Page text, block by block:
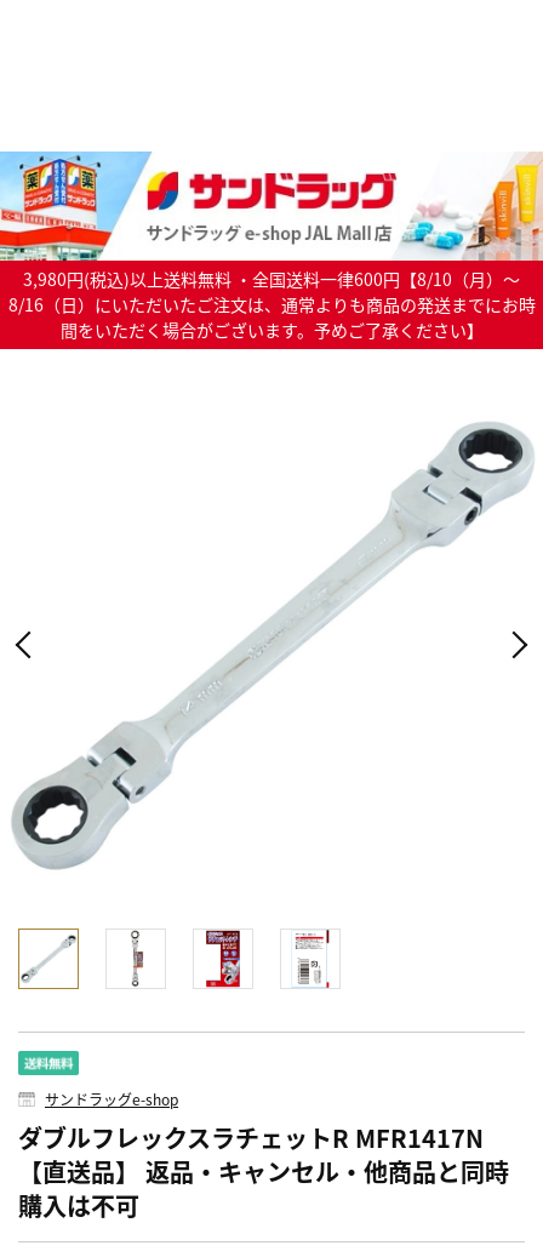
3,980円(税込)以上送料無料 ・全国送料一律600円【8/10（月）～
8/16（日）にいただいたご注文は、通常よりも商品の発送までにお時
間をいただく場合がございます。予めご了承ください】
サンドラッグe-shop
ダブルフレックスラチェットR MFR1417N
【直送品】 返品・キャンセル・他商品と同時
購入は不可